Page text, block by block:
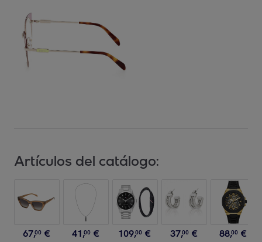
Artículos del catálogo:
67,00 € 41,00 € 109,00 € 37,00 € 88,00 €